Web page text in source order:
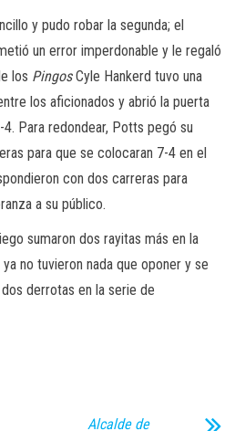
y pudo robar la segunda; el
un error imperdonable y le regaló
los PingosCyle Hankerd tuvo una
los aficionados y abrió la puerta
Para redondear, Potts pegó su
para que se colocaran 7-4 en el
con dos carreras para
a su público.
sumaron dos rayitas más en la
no tuvieron nada que oponer y se
derrotas en la serie de
Alcalde de